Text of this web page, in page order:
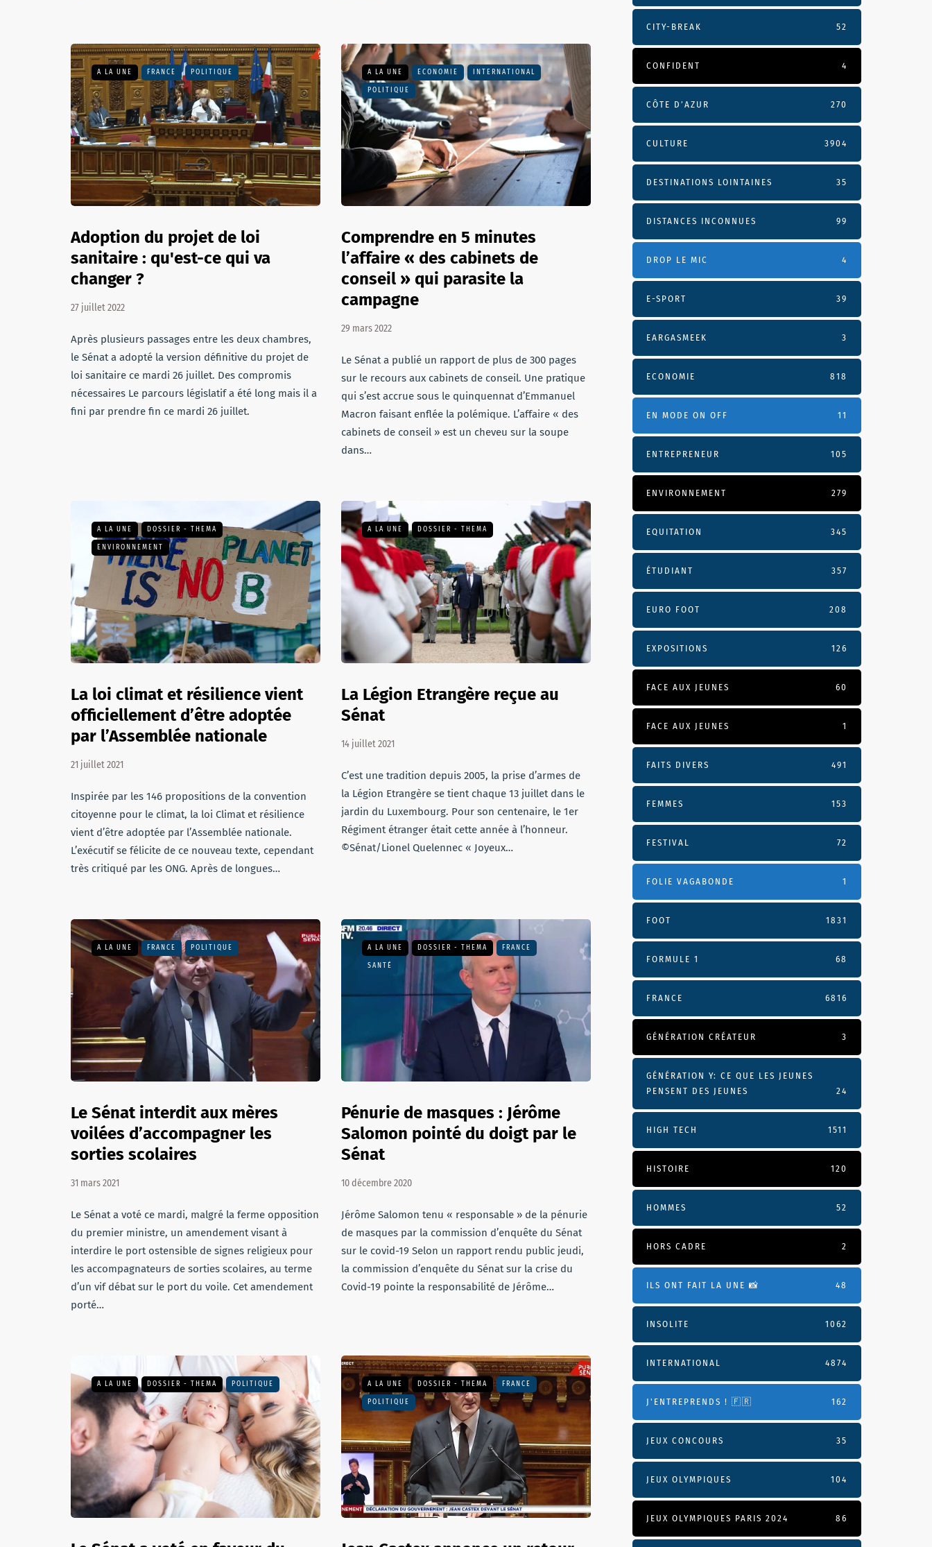
A LA UNE FRANCE POLITIQUE
Adoption du projet de loi
sanitaire : qu'est-ce qui va
changer ?
27 juillet 2022
Après plusieurs passages entre les deux chambres,
le Sénat a adopté la version définitive du projet de
loi sanitaire ce mardi 26 juillet. Des compromis
nécessaires Le parcours législatif a été long mais il a
fini par prendre fin ce mardi 26 juillet.
A LA UNE ECONOMIE INTERNATIONAL
POLITIQUE
Comprendre en 5 minutes
l’affaire « des cabinets de
conseil » qui parasite la
campagne
29 mars 2022
Le Sénat a publié un rapport de plus de 300 pages
sur le recours aux cabinets de conseil. Une pratique
qui s’est accrue sous le quinquennat d’Emmanuel
Macron faisant enflée la polémique. L’affaire « des
cabinets de conseil » est un cheveu sur la soupe
dans…
A LA UNE DOSSIER - THEMA
ENVIRONNEMENT
La loi climat et résilience vient
officiellement d’être adoptée
par l’Assemblée nationale
21 juillet 2021
Inspirée par les 146 propositions de la convention
citoyenne pour le climat, la loi Climat et résilience
vient d’être adoptée par l’Assemblée nationale.
L’exécutif se félicite de ce nouveau texte, cependant
très critiqué par les ONG. Après de longues…
A LA UNE DOSSIER - THEMA
La Légion Etrangère reçue au
Sénat
14 juillet 2021
C’est une tradition depuis 2005, la prise d’armes de
la Légion Etrangère se tient chaque 13 juillet dans le
jardin du Luxembourg. Pour son centenaire, le 1er
Régiment étranger était cette année à l’honneur.
©Sénat/Lionel Quelennec « Joyeux…
A LA UNE FRANCE POLITIQUE
Le Sénat interdit aux mères
voilées d’accompagner les
sorties scolaires
31 mars 2021
Le Sénat a voté ce mardi, malgré la ferme opposition
du premier ministre, un amendement visant à
interdire le port ostensible de signes religieux pour
les accompagnateurs de sorties scolaires, au terme
d’un vif débat sur le port du voile. Cet amendement
porté…
A LA UNE DOSSIER - THEMA FRANCE
SANTÉ
Pénurie de masques : Jérôme
Salomon pointé du doigt par le
Sénat
10 décembre 2020
Jérôme Salomon tenu « responsable » de la pénurie
de masques par la commission d’enquête du Sénat
sur le covid-19 Selon un rapport rendu public jeudi,
la commission d’enquête du Sénat sur la crise du
Covid-19 pointe la responsabilité de Jérôme…
A LA UNE DOSSIER - THEMA POLITIQUE A LA UNE DOSSIER - THEMA FRANCE
POLITIQUE
CITY-BREAK 52
CONFIDENT 4
CÔTE D’AZUR 270
CULTURE 3904
DESTINATIONS LOINTAINES 35
DISTANCES INCONNUES 99
DROP LE MIC 4
E-SPORT 39
EARGASMEEK 3
ECONOMIE 818
EN MODE ON OFF 11
ENTREPRENEUR 105
ENVIRONNEMENT 279
EQUITATION 345
ÉTUDIANT 357
EURO FOOT 208
EXPOSITIONS 126
FACE AUX JEUNES 60
FACE AUX JEUNES 1
FAITS DIVERS 491
FEMMES 153
FESTIVAL 72
FOLIE VAGABONDE 1
FOOT 1831
FORMULE 1 68
FRANCE 6816
GÉNÉRATION CRÉATEUR 3
GÉNÉRATION Y: CE QUE LES JEUNES
PENSENT DES JEUNES
24
HIGH TECH 1511
HISTOIRE 120
HOMMES 52
HORS CADRE 2
ILS ONT FAIT LA UNE 📸 48
INSOLITE 1062
INTERNATIONAL 4874
J'ENTREPRENDS ! 🇫🇷 162
JEUX CONCOURS 35
JEUX OLYMPIQUES 104
JEUX OLYMPIQUES PARIS 2024 86